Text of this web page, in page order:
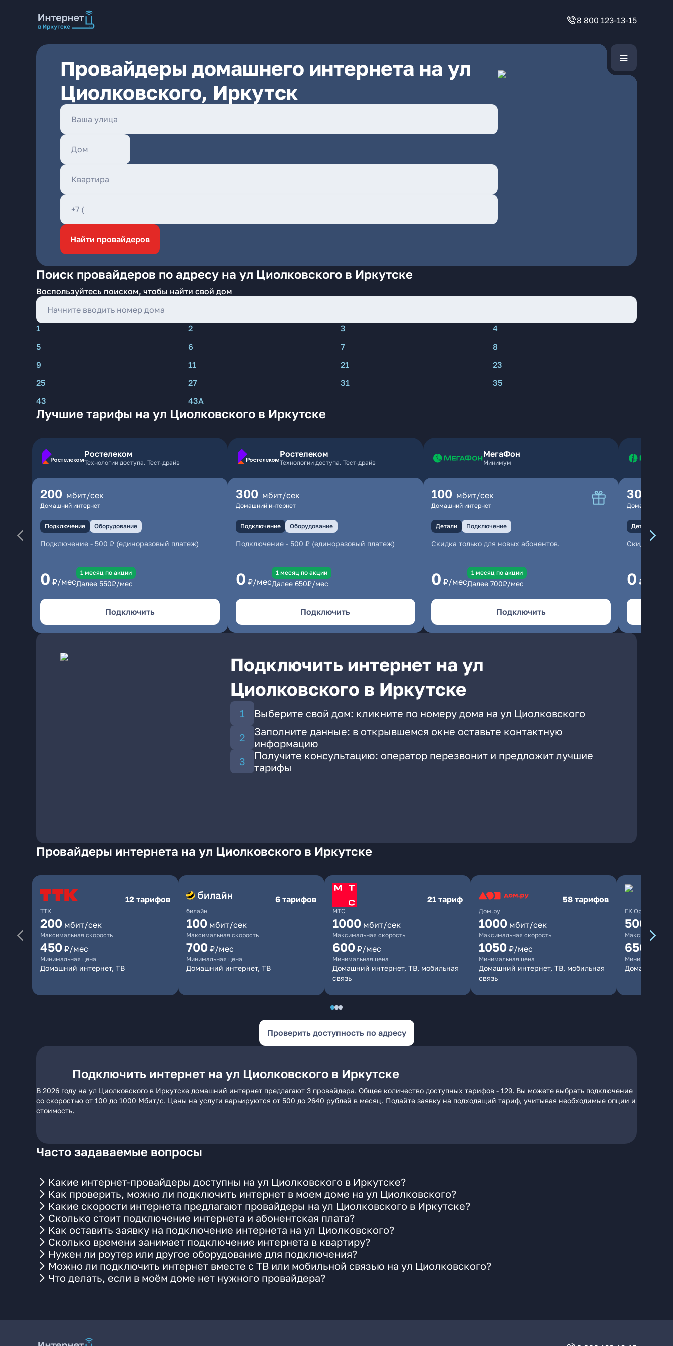
8 800 123-13-15
Провайдеры домашнего интернета на ул
Циолковского, Иркутск
Найти провайдеров
Поиск провайдеров по адресу на ул Циолковского в Иркутске
Воспользуйтесь поиском, чтобы найти свой дом
1 2 3
4
5
6 7
8
9
11 21
23
25
27 31
35
43
43А
Лучшие тарифы на ул Циолковского в Иркутске
Ростелеком
Технологии доступа. Тест-драйв
200 мбит/сек
Домашний интернет
Подключение Оборудование
Подключение - 500 ₽ (единоразовый платеж)
0 ₽/мес
1 месяц по акции
Далее 550₽/мес
Подключить
Ростелеком
Технологии доступа. Тест-драйв
300 мбит/сек
Домашний интернет
Подключение Оборудование
Подключение- 500 ₽ (единоразовый платеж)
0 ₽/мес
1 месяц по акции
Далее 650₽/мес
Подключить
МегаФон
Минимум
100 мбит/сек
Домашний интернет
Детали Подключение
Скидка только для новых абонентов.
0 ₽/мес
1 месяц по акции
Далее 700₽/мес
Подключить
300
Домашний
Детали
Скидка
0 ₽/мес
Подключить интернет на ул
Циолковского в Иркутске
Выберите свой дом: кликните по номеру дома на ул Циолковского
Заполните данные: в открывшемся окне оставьте контактную
информацию
Получите консультацию: оператор перезвонит и предложит лучшие
тарифы
Провайдеры интернета на ул Циолковского в Иркутске
ТТК
12 тарифов
200 мбит/сек
Максимальная скорость
450 ₽/мес
Минимальная цена
Домашний интернет, ТВ
билайн
6 тарифов
100 мбит/сек
Максимальная скорость
700 ₽/мес
Минимальная цена
Домашний интернет, ТВ
МТС
21 тариф
1000 мбит/сек
Максимальная скорость
600 ₽/мес
Минимальная цена
Домашний интернет, ТВ, мобильная
связь
Дом.ру
58 тарифов
1000 мбит/сек
Максимальная скорость
1050 ₽/мес
Минимальная цена
Домашний интернет, ТВ, мобильная
связь
ГК Орион
500
Максимальная
650
Минимальная
Домашний
Проверить доступность по адресу
Подключить интернет на ул Циолковского в Иркутске
В 2026 году на ул Циолковского в Иркутске домашний интернет предлагают 3 провайдера. Общее количество доступных тарифов - 129. Вы можете выбрать подключение
со скоростью от 100 до 1000 Мбит/с. Цены на услуги варьируются от 500 до 2640 рублей в месяц. Подайте заявку на подходящий тариф, учитывая необходимые опции и
стоимость.
Часто задаваемые вопросы
Какие интернет-провайдеры доступны на ул Циолковского в Иркутске?
Как проверить, можно ли подключить интернет в моем доме на ул Циолковского?
Какие скорости интернета предлагают провайдеры на ул Циолковского в Иркутске?
Сколько стоит подключение интернета и абонентская плата?
Как оставить заявку на подключение интернета на ул Циолковского?
Сколько времени занимает подключение интернета в квартиру?
Нужен ли роутер или другое оборудование для подключения?
Можно ли подключить интернет вместе с ТВ или мобильной связью на ул Циолковского?
Что делать, если в моём доме нет нужного провайдера?